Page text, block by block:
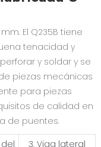
El Q235B tiene
tenacidad y
y soldar y se
piezas mecánicas
para piezas
de calidad en
de puentes.
3. Viga lateral